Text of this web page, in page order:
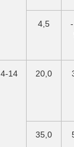
4,5
4-14 20,0
35,0